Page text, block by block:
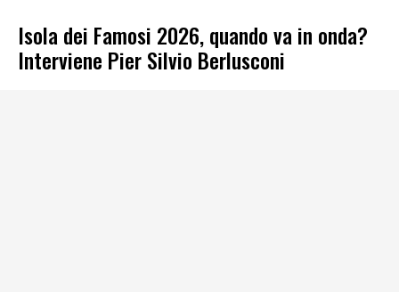
Isola dei Famosi 2026, quando va in onda?
Interviene Pier Silvio Berlusconi